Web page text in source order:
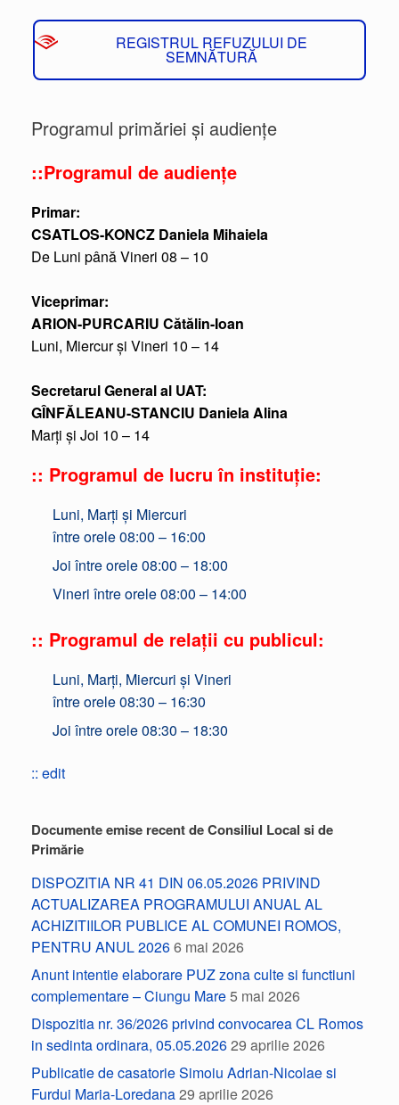
REGISTRUL REFUZULUI DE
SEMNĂTURĂ
Programul primăriei și audiențe
::Programul de audiențe
Primar:
CSATLOS-KONCZ Daniela Mihaiela
De Luni până Vineri 08 – 10
Viceprimar:
ARION-PURCARIU Cătălin-Ioan
Luni, Miercur și Vineri 10 – 14
Secretarul General al UAT:
GÎNFĂLEANU-STANCIU Daniela Alina
Marți și Joi 10 – 14
:: Programul de lucru în instituție:
Luni, Marți și Miercuri
între orele 08:00 – 16:00
Joi între orele 08:00 – 18:00
Vineri între orele 08:00 – 14:00
:: Programul de relații cu publicul:
Luni, Marți, Miercuri și Vineri
între orele 08:30 – 16:30
Joi între orele 08:30 – 18:30
:: edit
Documente emise recent de Consiliul Local si de
Primărie
DISPOZITIA NR 41 DIN 06.05.2026 PRIVIND
ACTUALIZAREA PROGRAMULUI ANUAL AL
ACHIZITIILOR PUBLICE AL COMUNEI ROMOS,
PENTRU ANUL 20266 mai 2026
Anunt intentie elaborare PUZ zona culte si functiuni
complementare – Ciungu Mare5 mai 2026
Dispozitia nr. 36/2026 privind convocarea CL Romos
in sedinta ordinara, 05.05.202629 aprilie 2026
Publicatie de casatorie Simoiu Adrian-Nicolae si
Furdui Maria-Loredana29 aprilie 2026